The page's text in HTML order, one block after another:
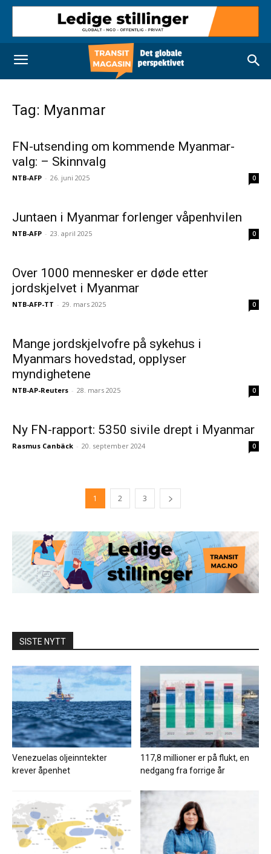
Tag: Myanmar
FN-utsending om kommende Myanmar-
valg: – Skinnvalg
NTB-AFP - 26. juni 2025 0
Juntaen i Myanmar forlenger våpenhvilen
NTB-AFP - 23. april 2025 0
Over 1000 mennesker er døde etter
jordskjelvet i Myanmar
NTB-AFP-TT - 29. mars 2025 0
Mange jordskjelvofre på sykehus i
Myanmars hovedstad, opplyser
myndighetene
NTB-AP-Reuters - 28. mars 2025 0
Ny FN-rapport: 5350 sivile drept i Myanmar
Rasmus Canbäck - 20. september 2024 0
1 2 3
SISTE NYTT
Venezuelas oljeinntekter
krever åpenhet
117,8 millioner er på flukt, en
nedgang fra forrige år